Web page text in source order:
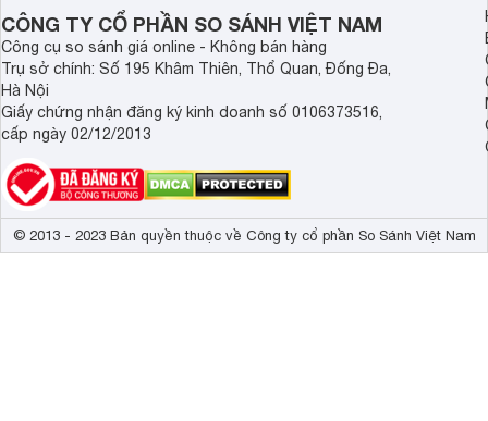
dùng Việt.
thể chất mà còn hỗ
giác.
CÔNG TY CỔ PHẦN SO SÁNH VIỆT NAM
Công cụ so sánh giá online - Không bán hàng
Trụ sở chính: Số 195 Khâm Thiên, Thổ Quan, Đống Đa,
Hà Nội
Giấy chứng nhận đăng ký kinh doanh số 0106373516,
cấp ngày 02/12/2013
© 2013 - 2023 Bản quyền thuộc về Công ty cổ phần So Sánh Việt Nam